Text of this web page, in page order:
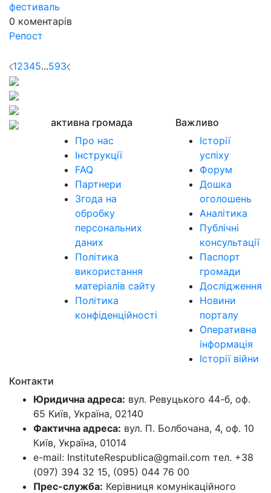
фестиваль
0 коментарів
Репост
12345...593
активна громада
Про нас
Інструкції
FAQ
Партнери
Згода на
обробку
персональних
даних
Політика
використання
матеріалів сайту
Політика
конфіденційності
Важливо
Історії
успіху
Форум
Дошка
оголошень
Аналітика
Публічні
консультації
Паспорт
громади
Дослідження
Новини
порталу
Оперативна
інформація
Історії війни
Контакти
Юридична адреса: вул. Ревуцького 44-б, оф.
65 Київ, Україна, 02140
Фактична адреса: вул. П. Болбочана, 4, оф. 10
Київ, Україна, 01014
e-mail: InstituteRespublica@gmail.com тел. +38
(097) 394 32 15, (095) 044 76 00
Прес-служба: Керівниця комунікаційного